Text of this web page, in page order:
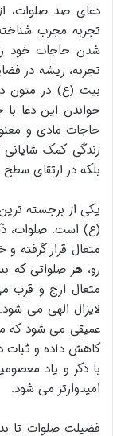
دعای صد صلوات،
تجربه مجرب
شدن حاجات خود
تجربه، ریشه در
بیت (ع) در متون
خواندن این دعا
حاجات مادی و
زندگی کمک
بلکه در ارتقای
یکی از برجسته
(ع) است. صلوات،
متعال قرار گرفته
رو، هر صلواتی که
متعال ارج و قرب
لایزال الهی می
عمیقی می شود که
کاهش داده و ثبات
با ذکر و یاد
امیدوارتر می شود.
فضیلت صلوات تا